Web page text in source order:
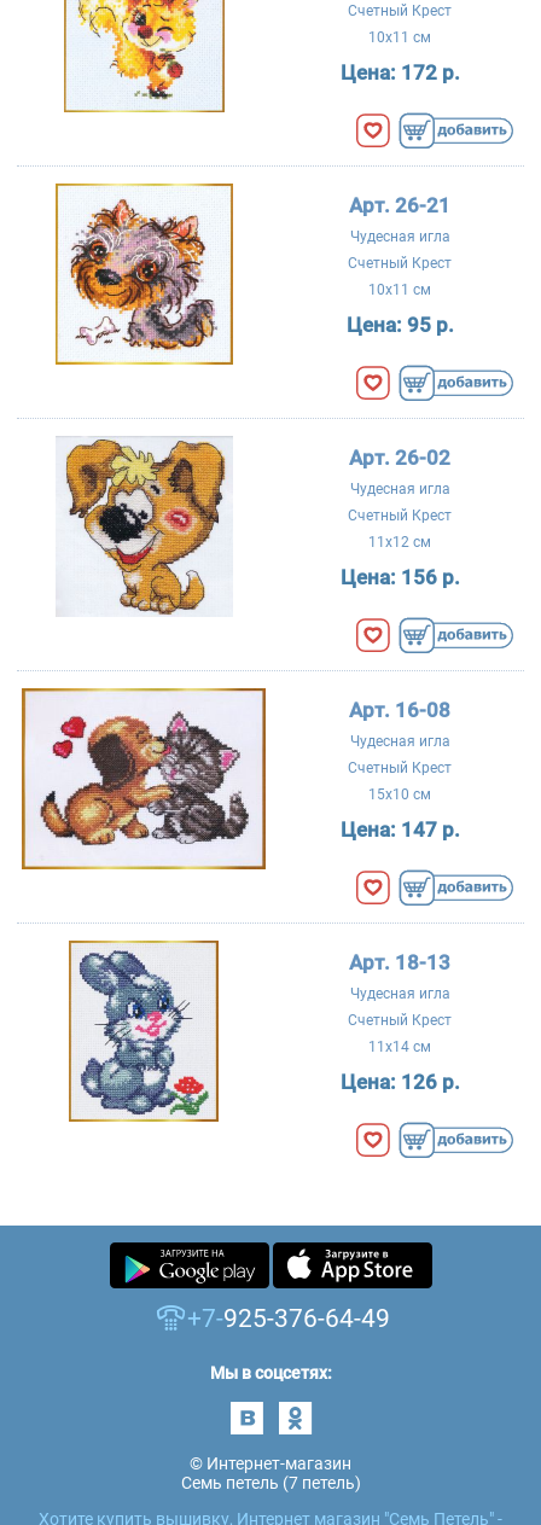
Счетный Крест
10x11 см
Цена: 172 р.
Арт. 26-21
Чудесная игла
Счетный Крест
10x11 см
Цена: 95 р.
Арт. 26-02
Чудесная игла
Счетный Крест
11x12 см
Цена: 156 р.
Арт. 16-08
Чудесная игла
Счетный Крест
15x10 см
Цена: 147 р.
Арт. 18-13
Чудесная игла
Счетный Крест
11x14 см
Цена: 126 р.
+7-925-376-64-49
Мы в соцсетях:
© Интернет-магазин
Семь петель (7 петель)
Хотите купить вышивку, Интернет магазин "Семь Петель" -